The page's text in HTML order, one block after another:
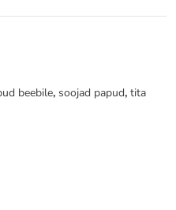
beebile, soojad papud,tita